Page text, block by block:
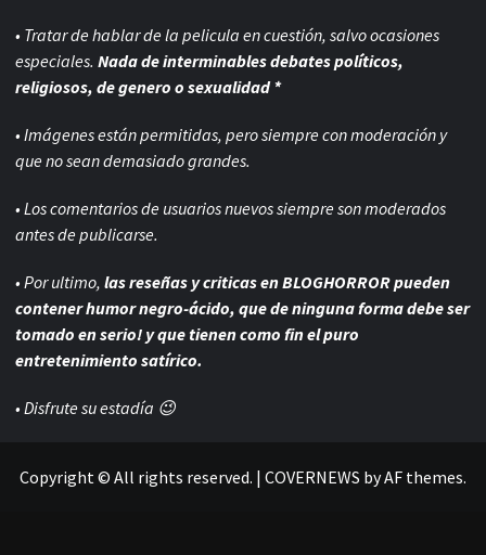
• Tratar de hablar de la pelicula en cuestión, salvo ocasiones
especiales. Nada de interminables debates políticos,
religiosos, de genero o sexualidad *
• Imágenes están permitidas, pero siempre conmoderación y
que no sean demasiado grandes.
• Los comentarios de usuarios nuevos siempre son moderados
antes de publicarse.
• Por ultimo, las reseñas y criticas en BLOGHORROR pueden
contener humor negro-ácido, que de ninguna forma debe ser
tomado en serio! y que tienen como fin el puro
entretenimiento satírico.
• Disfrute su estadía 😉
Copyright © All rights reserved. | COVERNEWS by AF themes.